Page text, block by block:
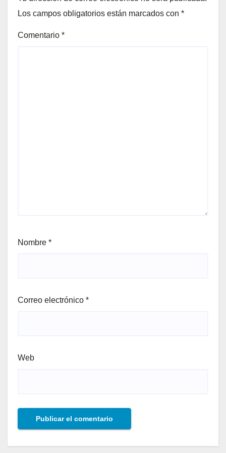
Los campos obligatorios están marcados con *
Comentario *
Nombre *
Correo electrónico *
Web